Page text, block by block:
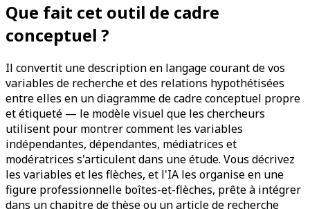
Que fait cet outil de cadre
conceptuel ?
Il convertit une description en langage courant de vos
variables de recherche et des relations hypothétisées
entre elles en un diagramme de cadre conceptuel propre
et étiqueté — le modèle visuel que les chercheurs
utilisent pour montrer comment les variables
indépendantes, dépendantes, médiatrices et
modératrices s'articulent dans une étude. Vous décrivez
les variables et les flèches, et l'IA les organise en une
figure professionnelle boîtes-et-flèches, prête à intégrer
dans un chapitre de thèse ou un article de recherche